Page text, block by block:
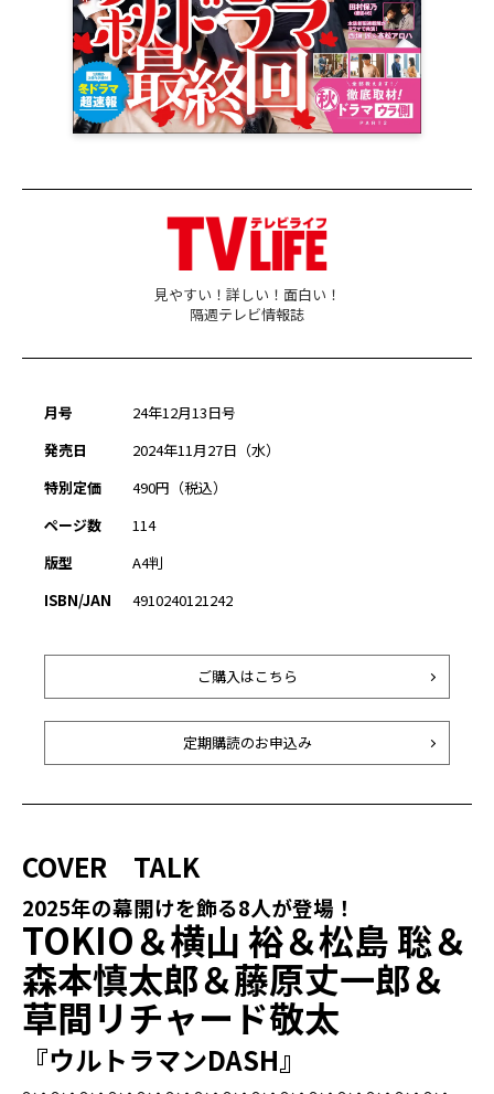
見やすい！詳しい！面白い！
隔週テレビ情報誌
月号
24年12月13日号
発売日
2024年11月27日（水）
特別定価
490円（税込）
ページ数
114
版型
A4判
ISBN/JAN
4910240121242
ご購入はこちら
定期購読のお申込み
COVER TALK
2025年の幕開けを飾る8人が登場！
TOKIO＆横山 裕＆松島 聡＆
森本慎太郎＆藤原丈一郎＆
草間リチャード敬太
『ウルトラマンDASH』